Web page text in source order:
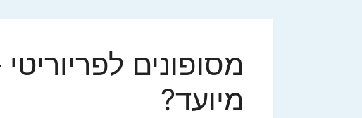
מסופונים
מיועד?